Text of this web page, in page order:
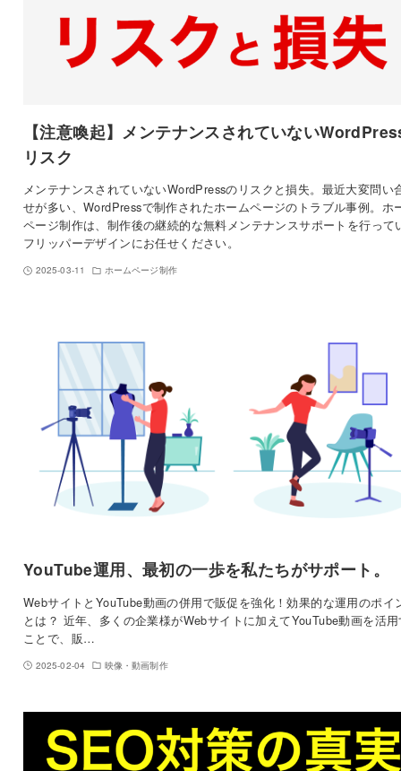
【注意喚起】メンテナンスされていない
リスク
メンテナンスされていないWordPressのリスクと損失。最近大変問い
せが多い、WordPressで制作されたホームページのトラブル事例。ホ
ページ制作は、制作後の継続的な無料メンテナンスサポートを行って
フリッパーデザインにお任せください。
2025-03-11 ホームページ制作
YouTube運用、最初の一歩を私たちがサポート。
WebサイトとYouTube動画の併用で販促を強化！効果的な運用のポイ
とは？ 近年、多くの企業様がWebサイトに加えてYouTube動画を活
ことで、販…
2025-02-04 映像・動画制作